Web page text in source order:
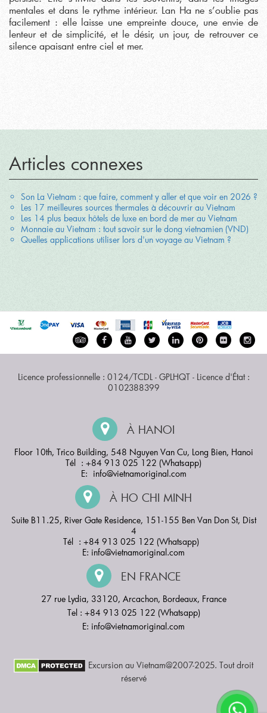
mentales et dans le rythme intérieur. Lan Ha ne s’oublie pas
facilement : elle laisse une empreinte douce, une envie de
lenteur et de simplicité, et le désir, un jour, de retrouver ce
silence apaisant entre ciel et mer.
Articles connexes
Son La Vietnam : que faire, comment y aller et que voir en 2026 ?
Les 17 meilleures sources thermales à découvrir au Vietnam
Les 14 plus beaux hôtels de luxe en bord de mer au Vietnam
Monnaie au Vietnam : tout savoir sur le dong vietnamien (VND)
Quelles applications utiliser lors d'un voyage au Vietnam ?
Licence professionnelle : 0124/TCDL - GPLHQT - Licence d'État :
0102388399
À HANOI
Floor 10th, Trico Building, 548 Nguyen Van Cu, Long Bien, Hanoi
Tél : +84 913 025 122 (Whatsapp)
E: info@vietnamoriginal.com
À HO CHI MINH
Suite B11.25, River Gate Residence, 151-155 Ben Van Don St, Dist
4
Tél : +84 913 025 122 (Whatsapp)
E: info@vietnamoriginal.com
EN FRANCE
27 rue Lydia, 33120, Arcachon, Bordeaux, France
Tel : +84 913 025 122 (Whatsapp)
E: info@vietnamoriginal.com
Excursion au Vietnam@2007-2025. Tout droit
réservé